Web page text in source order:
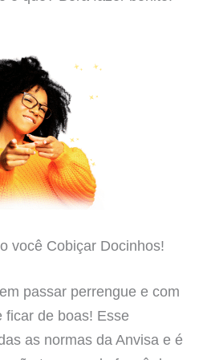
você Cobiçar Docinhos!
passar perrengue e com
ficar de boas! Esse
as normas da Anvisa e é